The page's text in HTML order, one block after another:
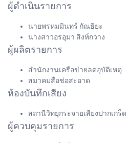
ผู้ดำเนินรายการ
นายพรหมมินทร์ กัณธิยะ
นางสาวอรอุมา สิงห์กวาง
ผู้ผลิตรายการ
สำนักงานเครือข่ายลดอุบัติเหตุ
สมาคมสื่อช่อสะอาด
ห้องบันทึกเสียง
สถานีวิทยุกระจายเสียงปากเกร็
ผู้ควบคุมรายการ